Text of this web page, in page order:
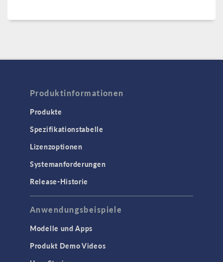
Produktinformationen
Produkte
Spezifikationstabelle
Lizenzoptionen
Systemanforderungen
Release-Historie
Anwendungsbeispiele
Modelle und Apps
Produkt Demo Videos